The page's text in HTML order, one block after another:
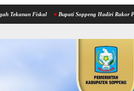
Bupati Soppeng Hadiri Rakor Perluasan